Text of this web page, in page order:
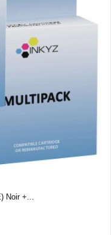
Noir +...